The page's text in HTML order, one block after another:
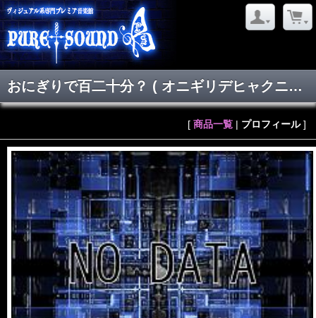
おにぎりで百二十分？ ( オニギリデヒャクニジュップン )
[ 商品一覧 | プロフィール]